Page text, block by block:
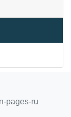
pages-ru